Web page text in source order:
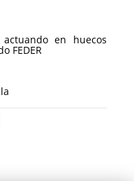
actuando en huecos
FEDER